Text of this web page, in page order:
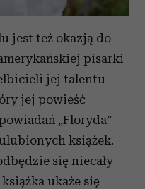
jest też okazją do
pisarki
jej talentu
jej powieść
„Floryda”
książek.
się niecały
ukaże się